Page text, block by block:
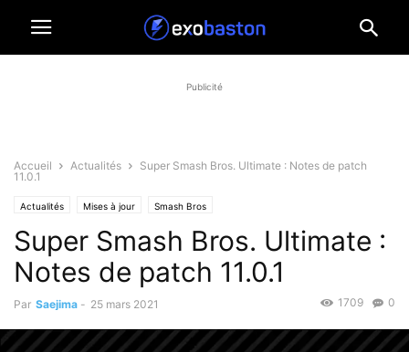
Publicité
Accueil Actualités
Super Smash Bros. Ultimate : Notes de patch
11.0.1
Actualités Mises à jour Smash Bros
Super Smash Bros. Ultimate :
Notes de patch 11.0.1
Par Saejima - 25 mars 2021 0
1709